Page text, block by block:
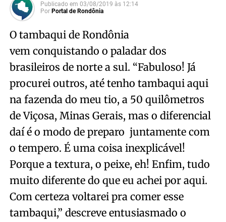
Publicado em 03/08/2019 às 12:14
Por Portal de Rondônia
O tambaqui de Rondônia
vem conquistando o paladar dos
brasileiros de norte a sul. “Fabuloso! Já
procurei outros, até tenho tambaqui aqui
na fazenda do meu tio, a 50 quilômetros
de Viçosa, Minas Gerais, mas o diferencial
daí é o modo de preparo juntamente com
o tempero. É uma coisa inexplicável!
Porque a textura, o peixe, eh! Enfim, tudo
muito diferente do que eu achei por aqui.
Com certeza voltarei pra comer esse
tambaqui,” descreve entusiasmado o